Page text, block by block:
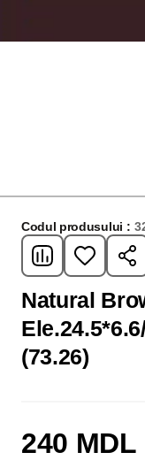
Codul produsului :
Natural
(73.26)
240 MDL